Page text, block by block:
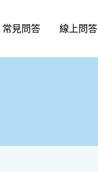
常見問答 線上問答